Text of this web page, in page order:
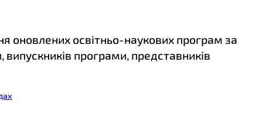
оновлених освітньо-наукових програм за
випускників програми, представників